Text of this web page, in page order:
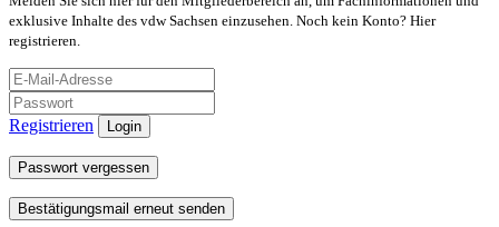
exklusive Inhalte des vdw Sachsen einzusehen. Noch kein Konto? Hier
registrieren.
Registrieren Login
Passwort vergessen
Bestätigungsmail erneut senden